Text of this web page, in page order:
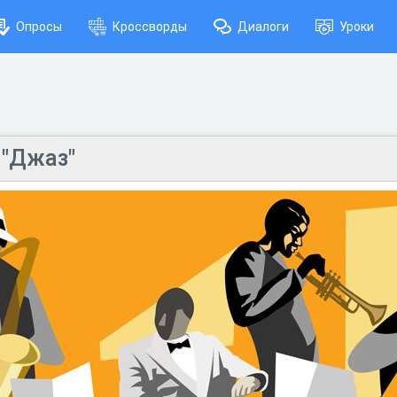
Опросы Кроссворды Диалоги Уроки